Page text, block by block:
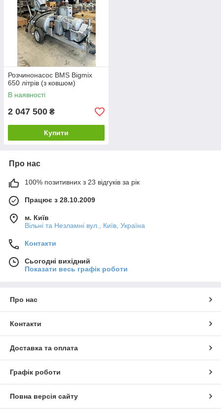
Розчинонасос BMS Bigmix
650 літрів (з ковшом)
В наявності
2 047 500 ₴
Купити
Про нас
100% позитивних з 23 відгуків за рік
Працює з 28.10.2009
м. Київ
Вільні та Незламні вул., Київ, Україна
Контакти
Сьогодні вихідний
Показати весь графік роботи
Про нас
Контакти
Доставка та оплата
Графік роботи
Повна версія сайту